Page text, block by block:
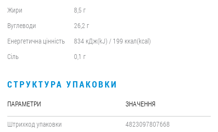
Жири
8,5 г
Вуглеводи
26,2 г
Енергетична цінність
834 кДж(kJ) / 199 ккал(kcal)
Сіль
0,1 г
СТРУКТУРА УПАКОВКИ
ПАРАМЕТРИ ЗНАЧЕННЯ
Штрихкод упаковки
4823097807668